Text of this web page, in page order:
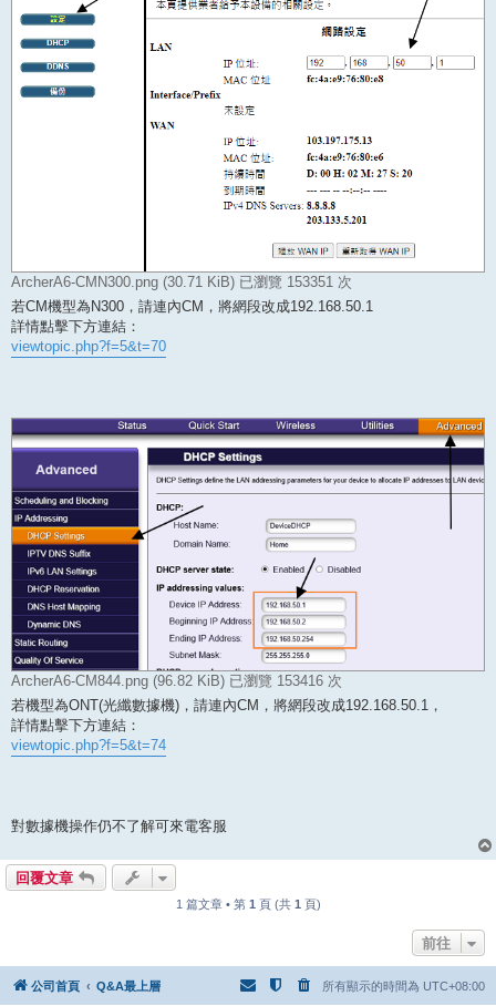
ArcherA6-CMN300.png (30.71 KiB) 已瀏覽 153351 次
若CM機型為N300，請連內CM，將網段改成192.168.50.1
詳情點擊下方連結：
viewtopic.php?f=5&t=70
ArcherA6-CM844.png (96.82 KiB) 已瀏覽 153416 次
若機型為ONT(光纖數據機)，請連內CM，將網段改成192.168.50.1，
詳情點擊下方連結：
viewtopic.php?f=5&t=74
對數據機操作仍不了解可來電客服
回覆文章
1 篇文章 • 第 1 頁 (共 1 頁)
前往
公司首頁 Q&A最上層 所有顯示的時間為 UTC+08:00